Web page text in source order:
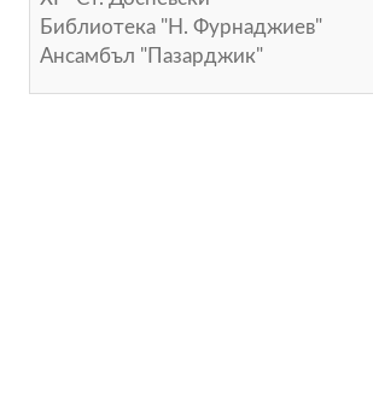
Библиотека "Н. Фурнаджиев"
Ансамбъл "Пазарджик"